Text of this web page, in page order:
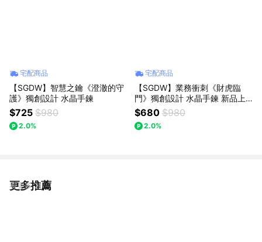
宅配商品
【SGDW】智慧之鑰《澄澈的守
護》獨創設計 水晶手鍊
$725 $980
2.0%
宅配商品
【SGDW】業務衝刺《財虎臨
門》獨創設計 水晶手鍊 新品上
架
$680 $980
2.0%
更多推薦
看更多